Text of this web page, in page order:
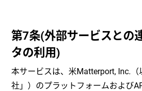
第7条(外部サービスとの
タの利用)
本サービスは、米Matterport, Inc.
社」）のプラットフォームおよび